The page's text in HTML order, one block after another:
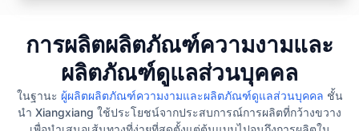
การผลิตผลิตภัณฑ์ความงามและ
ผลิตภัณฑ์ดูแลส่วนบุคคล
ในฐานะ ผู้ผลิตผลิตภัณฑ์ความงามและผลิตภัณฑ์ดูแลส่วนบุคคล ชั้น
นำ Xiangxiang ใช้ประโยชน์จากประสบการณ์การผลิตที่กว้างขวาง